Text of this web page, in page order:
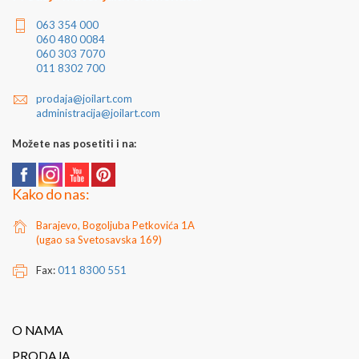
063 354 000
060 480 0084
060 303 7070
011 8302 700
prodaja@joilart.com
administracija@joilart.com
Možete nas posetiti i na:
Kako do nas:
Barajevo, Bogoljuba Petkovića 1A
(ugao sa Svetosavska 169)
Fax:011 8300 551
O NAMA
PRODAJA